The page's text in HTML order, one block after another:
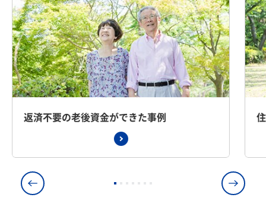
返済不要の老後資金ができた事例